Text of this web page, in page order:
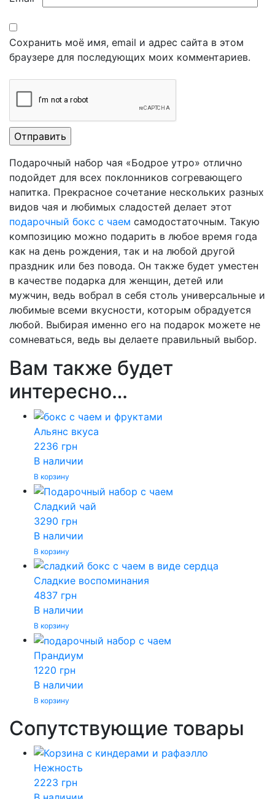
Сохранить моё имя, email и адрес сайта в этом
браузере для последующих моих комментариев.
Подарочный набор чая «Бодрое утро» отлично
подойдет для всех поклонников согревающего
напитка. Прекрасное сочетание нескольких разных
видов чая и любимых сладостей делает этот
подарочный бокс с чаем самодостаточным. Такую
композицию можно подарить в любое время года
как на день рождения, так и на любой другой
праздник или без повода. Он также будет уместен
в качестве подарка для женщин, детей или
мужчин, ведь вобрал в себя столь универсальные и
любимые всеми вкусности, которым обрадуется
любой. Выбирая именно его на подарок можете не
сомневаться, ведь вы делаете правильный выбор.
Вам также будет
интересно…
Альянс вкуса
2236 грн
В наличии
В корзину
Сладкий чай
3290 грн
В наличии
В корзину
Сладкие воспоминания
4837 грн
В наличии
В корзину
Прандиум
1220 грн
В наличии
В корзину
Сопутствующие товары
Нежность
2223 грн